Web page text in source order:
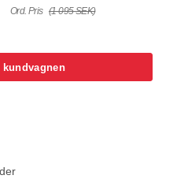
Ord. Pris (1 095 SEK)